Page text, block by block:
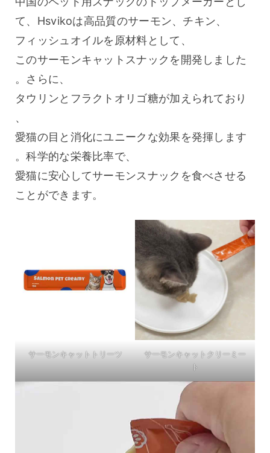
て、Hsvikoは高品質のサーモン、チキン、
フィッシュオイルを原材料として、
このサーモンキャットスナックを開発しました
。さらに、
タウリンとフラクトオリゴ糖が加えられており
、
愛猫の目と消化にユニークな効果を発揮します
。科学的な栄養比率で、
愛猫に安心してサーモンスナックを食べさせる
ことができます。
サーモンキャットトリーツ
サーモンキャットクリーミー
ト